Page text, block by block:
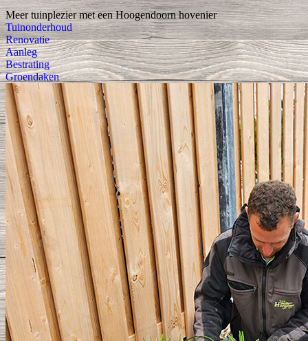
Meer tuinplezier met een Hoogendoorn hovenier
Tuinonderhoud
Renovatie
Aanleg
Bestrating
Groendaken